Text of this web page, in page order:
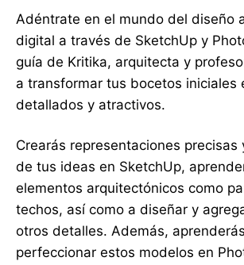
Adéntrate en el mundo del diseño
digital a través de SketchUp y
guía de Kritika, arquitecta y
a transformar tus bocetos iniciales
detallados y atractivos.
Crearás representaciones precisas
de tus ideas en SketchUp,
elementos arquitectónicos como
techos, así como a diseñar y
otros detalles. Además,
perfeccionar estos modelos en